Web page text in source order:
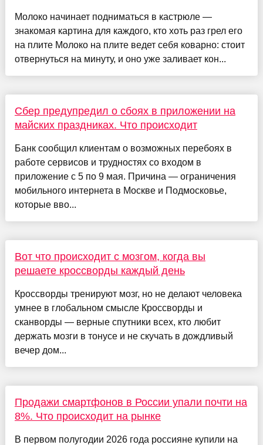
Молоко начинает подниматься в кастрюле —
знакомая картина для каждого, кто хоть раз грел его
на плите Молоко на плите ведет себя коварно: стоит
отвернуться на минуту, и оно уже заливает кон...
Сбер предупредил о сбоях в приложении на
майских праздниках. Что происходит
Банк сообщил клиентам о возможных перебоях в
работе сервисов и трудностях со входом в
приложение с 5 по 9 мая. Причина — ограничения
мобильного интернета в Москве и Подмосковье,
которые вво...
Вот что происходит с мозгом, когда вы
решаете кроссворды каждый день
Кроссворды тренируют мозг, но не делают человека
умнее в глобальном смысле Кроссворды и
сканворды — верные спутники всех, кто любит
держать мозги в тонусе и не скучать в дождливый
вечер дом...
Продажи смартфонов в России упали почти на
8%. Что происходит на рынке
В первом полугодии 2026 года россияне купили на